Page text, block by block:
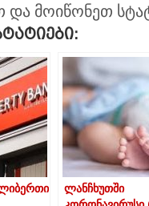
და მოიწონეთ
ლანჩხუთში